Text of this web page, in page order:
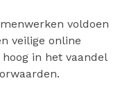
voldoen
veilige online
in het vaandel